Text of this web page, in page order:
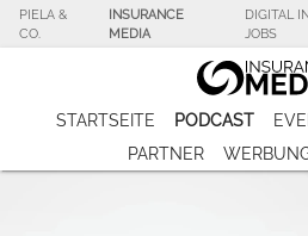
PIELA &
CO.
INSURANCE
MEDIA
DIGITAL
JOBS
STARTSEITE PODCAST
PARTNER